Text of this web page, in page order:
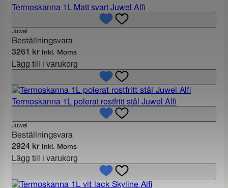
Termoskanna 1L Matt svart Juwel Alfi
Juwel
Beställningsvara
3261 kr Inkl. Moms
Lägg till i varukorg
Termoskanna 1L polerat rostfritt stål Juwel Alfi
Juwel
Beställningsvara
2924 kr Inkl. Moms
Lägg till i varukorg